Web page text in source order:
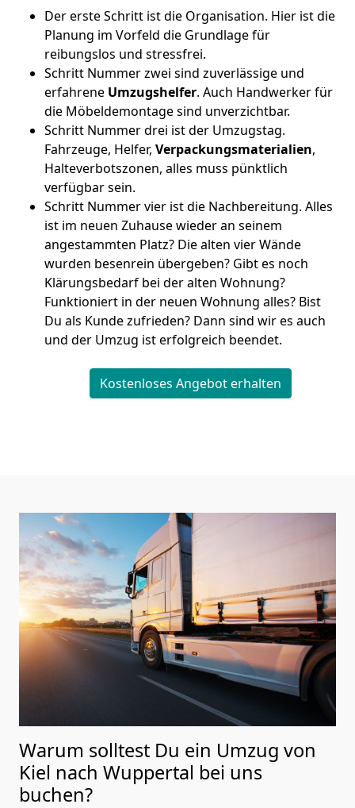
Der erste Schritt ist die Organisation. Hier ist die
Planung im Vorfeld die Grundlage für
reibungslos und stressfrei.
Schritt Nummer zwei sind zuverlässige und
erfahrene Umzugshelfer. Auch Handwerker für
die Möbeldemontage sind unverzichtbar.
Schritt Nummer drei ist der Umzugstag.
Fahrzeuge, Helfer, Verpackungsmaterialien,
Halteverbotszonen, alles muss pünktlich
verfügbar sein.
Schritt Nummer vier ist die Nachbereitung. Alles
ist im neuen Zuhause wieder an seinem
angestammten Platz? Die alten vier Wände
wurden besenrein übergeben? Gibt es noch
Klärungsbedarf bei der alten Wohnung?
Funktioniert in der neuen Wohnung alles? Bist
Du als Kunde zufrieden? Dann sind wir es auch
und der Umzug ist erfolgreich beendet.
Kostenloses Angebot erhalten
Warum solltest Du ein Umzug von
Kiel nach Wuppertal bei uns
buchen?